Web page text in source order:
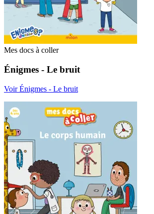
Mes docs à coller
Énigmes - Le bruit
Voir Énigmes - Le bruit